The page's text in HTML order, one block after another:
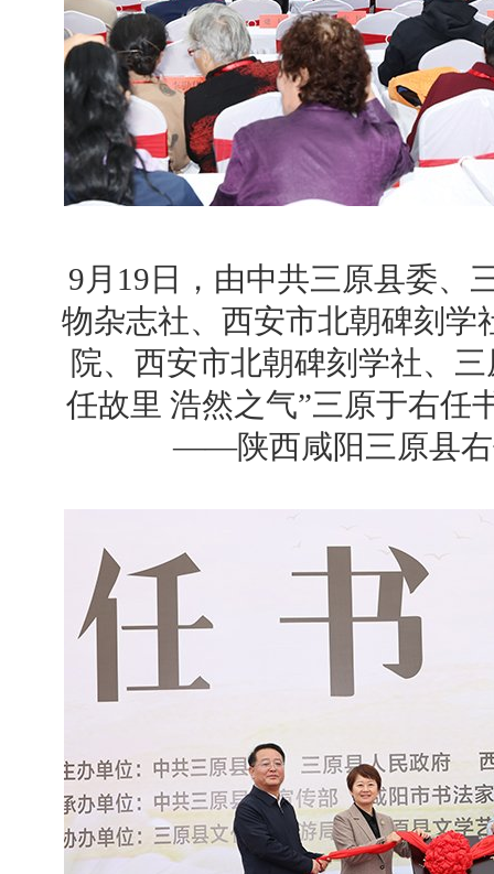
9月19日，由中共三原县委、
物杂志社、西安市北朝碑刻学
院、西安市北朝碑刻学社、
任故里 浩然之气”三原于右任
——陕西咸阳三原县右